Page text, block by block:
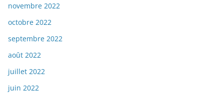
novembre 2022
octobre 2022
septembre 2022
août 2022
juillet 2022
juin 2022